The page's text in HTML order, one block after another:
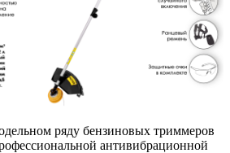
ряду бензиновых триммеров
антивибрационной